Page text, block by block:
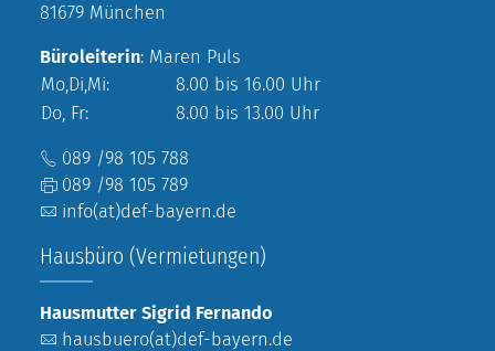
81679 München
Büroleiterin: Maren Puls
Mo,Di,Mi:
8.00 bis 16.00 Uhr
Do, Fr:
8.00 bis 13.00 Uhr
089 /98 105 788
089 /98 105 789
info(at)def-bayern.de
Hausbüro (Vermietungen)
Hausmutter Sigrid Fernando
hausbuero(at)def-bayern.de